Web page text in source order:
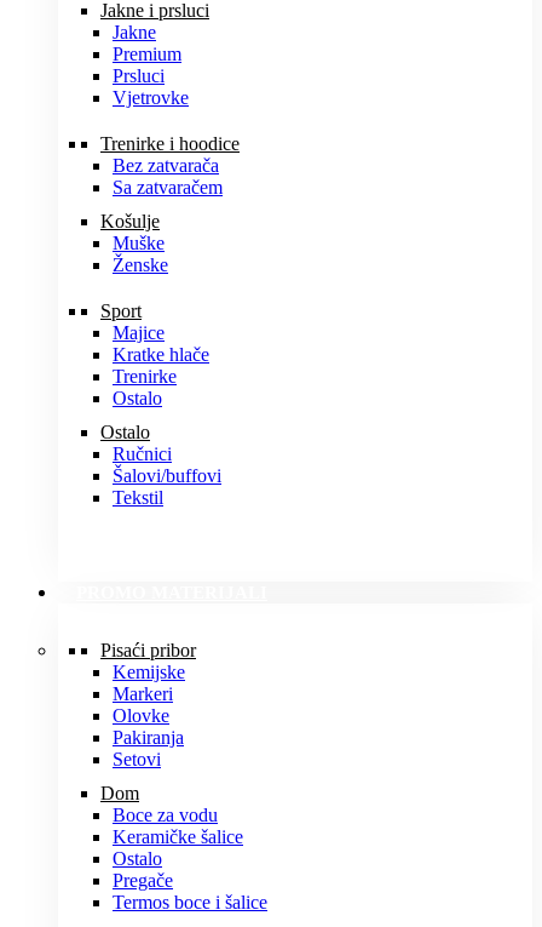
Jakne i prsluci
Jakne
Premium
Prsluci
Vjetrovke
Trenirke i hoodice
Bez zatvarača
Sa zatvaračem
Košulje
Muške
Ženske
Sport
Majice
Kratke hlače
Trenirke
Ostalo
Ostalo
Ručnici
Šalovi/buffovi
Tekstil
Pisaći pribor
Kemijske
Markeri
Olovke
Pakiranja
Setovi
Dom
Boce za vodu
Keramičke šalice
Ostalo
Pregače
Termos boce i šalice